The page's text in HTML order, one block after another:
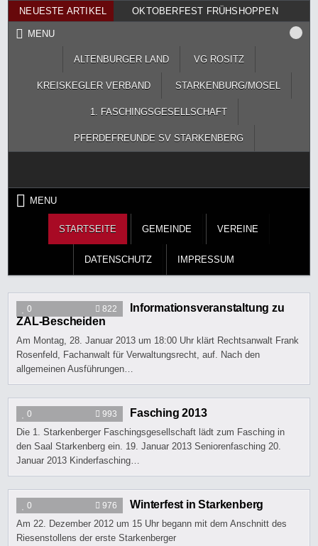
content
NEUESTE ARTIKEL OKTOBERFEST FRÜHSHOPPEN
MENU
ALTENBURGER LAND VG ROSITZ
KREISKEGLER VERBAND STARKENBURG/MOSEL
1. FASCHINGSGESELLSCHAFT
PFERDEFREUNDE SV STARKENBERG
MENU
STARTSEITE GEMEINDE VEREINE
DATENSCHUTZ IMPRESSUM
0 822
Informationsveranstaltung zu
ZAL-Bescheiden
Am Montag, 28. Januar 2013 um 18:00 Uhr klärt Rechtsanwalt Frank
Rosenfeld, Fachanwalt für Verwaltungsrecht, auf. Nach den
allgemeinen Ausführungen…
0 993 Fasching 2013
Die 1. Starkenberger Faschingsgesellschaft lädt zum Fasching in
den Saal Starkenberg ein. 19. Januar 2013 Seniorenfasching 20.
Januar 2013 Kinderfasching…
0 976 Winterfest in Starkenberg
Am 22. Dezember 2012 um 15 Uhr begann mit dem Anschnitt des
Riesenstollens der erste Starkenberger